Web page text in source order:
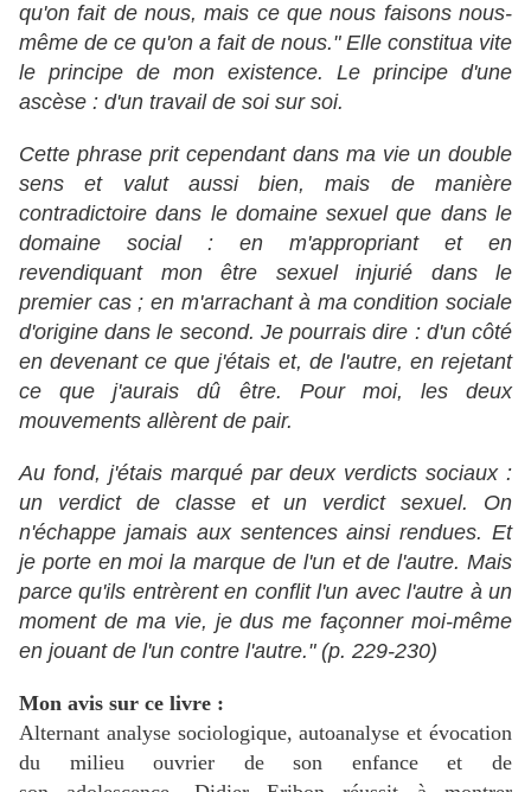
qu'on fait de nous, mais ce que nous faisons nous-
même de ce qu'on a fait de nous." Elle constitua vite
le principe de mon existence. Le principe d'une
ascèse : d'un travail de soi sur soi.
Cette phrase prit cependant dans ma vie un double
sens et valut aussi bien, mais de manière
contradictoire dans le domaine sexuel que dans le
domaine social : en m'appropriant et en
revendiquant mon être sexuel injurié dans le
premier cas ; en m'arrachant à ma condition sociale
d'origine dans le second. Je pourrais dire : d'un côté
en devenant ce que j'étais et, de l'autre, en rejetant
ce que j'aurais dû être. Pour moi, les deux
mouvements allèrent de pair.
Au fond, j'étais marqué par deux verdicts sociaux :
un verdict de classe et un verdict sexuel. On
n'échappe jamais aux sentences ainsi rendues. Et
je porte en moi la marque de l'un et de l'autre. Mais
parce qu'ils entrèrent en conflit l'un avec l'autre à un
moment de ma vie, je dus me façonner moi-même
en jouant de l'un contre l'autre." (p. 229-230)
Mon avis sur ce livre :
Alternant analyse sociologique, autoanalyse et évocation
du milieu ouvrier de son enfance et de